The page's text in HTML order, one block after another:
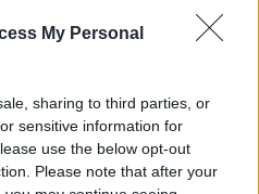
My Personal
sharing to third parties, or
sensitive information for
use the below opt-out
Please note that after your
στοGoogle News
Τα νέα της ημέρας
και στο Instagram